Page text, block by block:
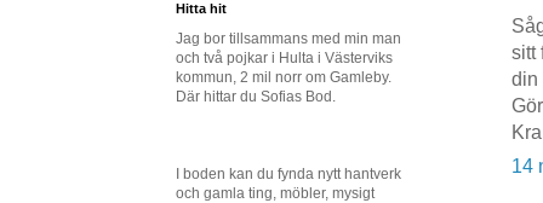
sitt
din
14
Hitta hit
Jag bor tillsammans med min man
och två pojkar i Hulta i Västerviks
kommun, 2 mil norr om Gamleby.
Där hittar du Sofias Bod.
I boden kan du fynda nytt hantverk
och gamla ting, möbler, mysigt